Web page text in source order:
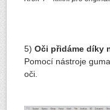
5) Oči přidáme díky
Pomocí nástroje
oči.